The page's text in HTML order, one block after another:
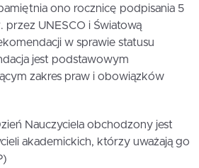
ono rocznicę podpisania 5
przez UNESCO i Światową
w sprawie statusu
jest podstawowym
zakres praw i obowiązków
Nauczyciela obchodzony jest
akademickich, którzy uważają go